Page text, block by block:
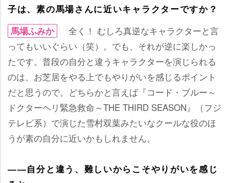
子は、素の馬場さんに近いキャラクターですか？
馬場ふみか
全く！ むしろ真逆なキャラクターと言
ってもいいぐらい（笑）。でも、それが逆に楽しかっ
たです。普段の自分と違うキャラクターを演じられる
のは、お芝居をやる上でもやりがいを感じるポイント
だと思うので。どちらかと言えば『コード・ブルー～
ドクターヘリ緊急救命～THE THIRD SEASON』（フジ
テレビ系）で演じた雪村双葉みたいなクールな役のほ
うが素の自分に近いかもしれません。
――自分と違う、難しいからこそやりがいを感じ